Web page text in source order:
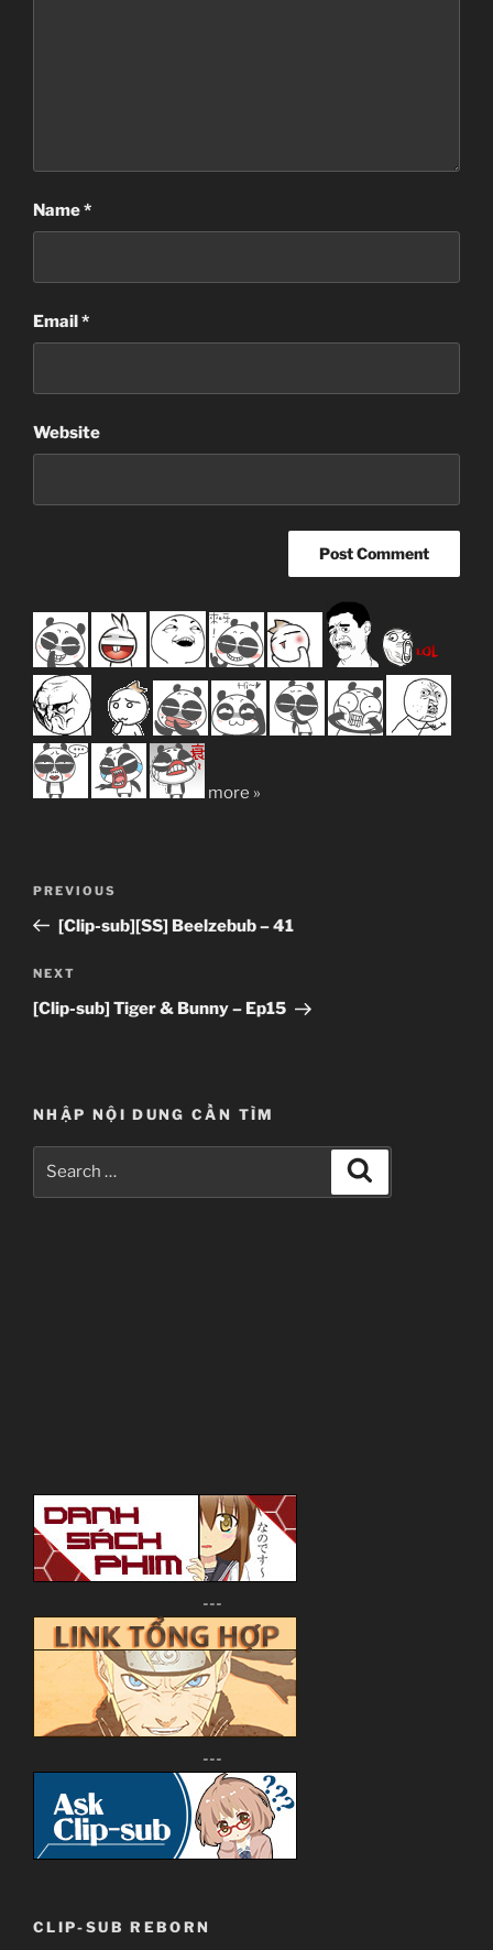
Name*
Email*
Website
more »
Previous
Post
PREVIOUS
[Clip-sub][SS] Beelzebub – 41
Next
Post
NEXT
[Clip-sub] Tiger & Bunny – Ep15
NHẬP NỘI DUNG CẦN TÌM
---
---
CLIP-SUB REBORN